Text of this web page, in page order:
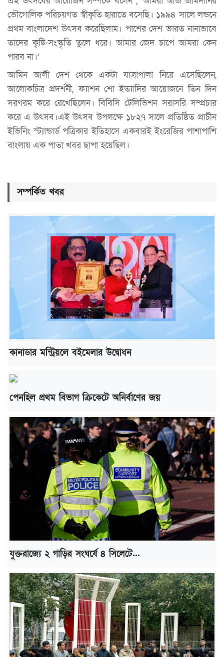
ভৌগোলিক পরিচয়গত স্বীকৃতি হারাতে বসেছি। ১৯৯৪ সালে লন্ডনে
প্রথম বাংলাদেশ উৎসব করেছিলাম। পাশের দেশ ভারত নানাভাবে
তাদের কৃষ্টি-সংস্কৃতি তুলে ধরে। আমার জেদ চাপে আমরা কেন
পারব না।’
আমিন আলী দেশ থেকে একটা যাত্রাপালা নিয়ে এসেছিলেন,
আলোকচিত্র প্রদর্শনী, ফ্যাশন শো ইত্যাদির আয়োজনে তিন দিন
সরগরম করে রেখেছিলেন। বিবিসি টেলিভিশন সরাসরি সম্প্রচার
করে এ উৎসব।এই উৎসব উপলক্ষে ১৮২৭ সালে প্রতিষ্ঠিত প্রাচীন
ইভিনিং স্ট্যান্ডার্ড পত্রিকার ইতিহাসে একবারই ইংরেজির পাশাপাশি
বাংলায় এক পাতা খবর ছাপা হয়েছিল।
সম্পর্কিত খবর
কানাডার মন্ট্রিয়লে বইমেলার উদ্বোধন
পেনহিল প্রথম বিভাগ ক্রিকেটে অনির্বাণের জয়
যুক্তরাজ্যে ২ গাড়ির সংঘর্ষে ৪ সিলেটে...